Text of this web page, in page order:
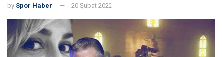
by Spor Haber 20 Şubat 2022